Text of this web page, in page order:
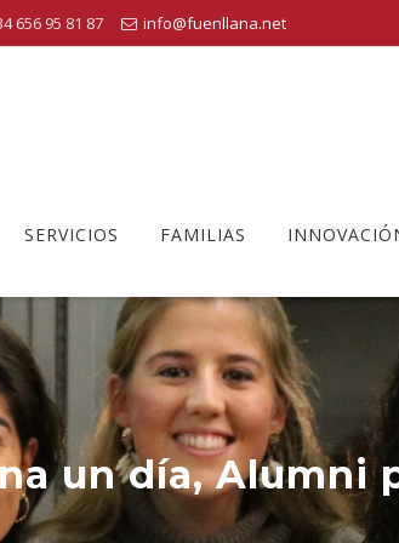
656 95 81 87 info@fuenllana.net
SERVICIOS FAMILIAS
un día, Alumni